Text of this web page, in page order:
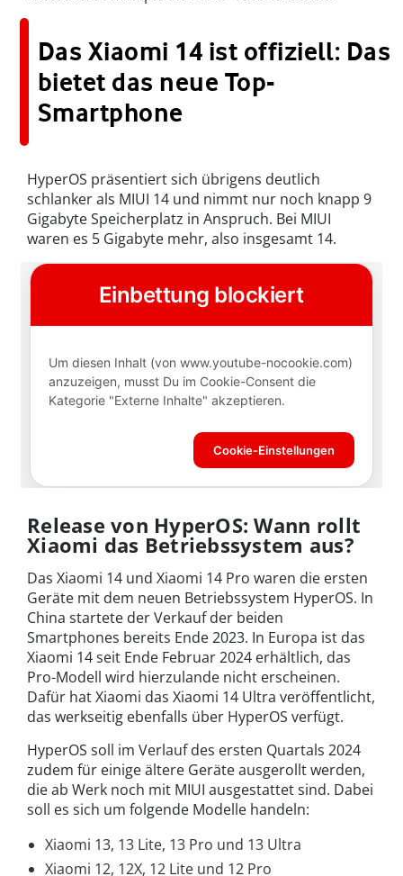
Das Xiaomi 14 ist offiziell: Das
bietet das neue Top-
Smartphone
HyperOS präsentiert sich übrigens deutlich
schlanker als MIUI 14 und nimmt nur noch knapp 9
Gigabyte Speicherplatz in Anspruch. Bei MIUI
waren es 5 Gigabyte mehr, also insgesamt 14.
Release von HyperOS: Wann rollt
Xiaomi das Betriebssystem aus?
Das Xiaomi 14 und Xiaomi 14 Pro waren die ersten
Geräte mit dem neuen Betriebssystem HyperOS. In
China startete der Verkauf der beiden
Smartphones bereits Ende 2023. In Europa ist das
Xiaomi 14 seit Ende Februar 2024 erhältlich, das
Pro-Modell wird hierzulande nicht erscheinen.
Dafür hat Xiaomi das Xiaomi 14 Ultra veröffentlicht,
das werkseitig ebenfalls über HyperOS verfügt.
HyperOS soll im Verlauf des ersten Quartals 2024
zudem für einige ältere Geräte ausgerollt werden,
die ab Werk noch mit MIUI ausgestattet sind. Dabei
soll es sich um folgende Modelle handeln:
Xiaomi 13, 13 Lite, 13 Pro und 13 Ultra
Xiaomi 12, 12X, 12 Lite und 12 Pro